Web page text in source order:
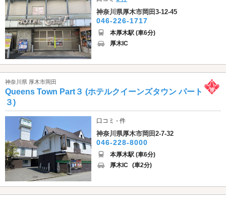
神奈川県厚木市岡田3-12-45
046-226-1717
本厚木駅 (車6分)
厚木IC
神奈川県 厚木市岡田
Queens Town Part３ (ホテルクイーンズタウン パート
３)
口コミ - 件
神奈川県厚木市岡田2-7-32
046-228-8000
本厚木駅 (車6分)
厚木IC (車2分)